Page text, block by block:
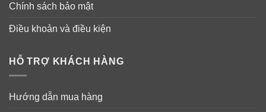
quan trọng làm tăng khả năng sinh sản ở nam giới.
chạp), qua đó tăng khả năng thụ thai thành công.
Vitamin Eđược biết đến như là vitamin sinh sản vì nó
Chính sách bảo mật
Điều khoản và điều kiện
HỖ TRỢ KHÁCH HÀNG
Hướng dẫn mua hàng